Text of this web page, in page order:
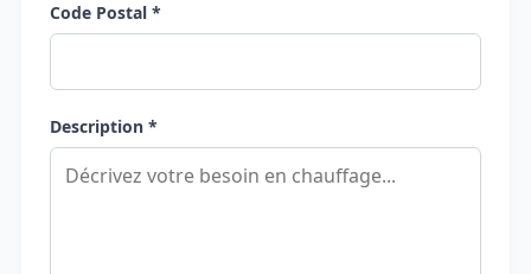
Code Postal *
Description *